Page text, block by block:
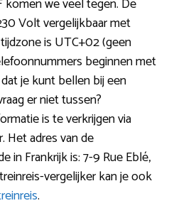
we veel tegen. De
Volt vergelijkbaar met
is UTC+02 (geen
beginnen met
je kunt bellen bij een
er niet tussen?
is te verkrijgen via
Het adres van de
in Frankrijk is: 7-9 Rue Eblé,
vergelijker kan je ook
.